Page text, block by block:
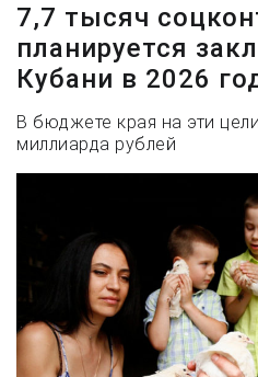
7,7 тысяч
планируется
Кубани в 2026
В бюджете края на эти
миллиарда рублей